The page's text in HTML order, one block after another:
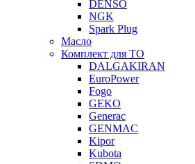
DENSO
NGK
Spark Plug
Масло
Комплект для ТО
DALGAKIRAN
EuroPower
Fogo
GEKO
Generac
GENMAC
Kipor
Kubota